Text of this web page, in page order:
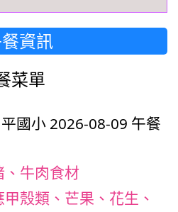
資訊
菜單
國小 2026-08-09 午餐
、牛肉食材
殼類、芒果、花生、